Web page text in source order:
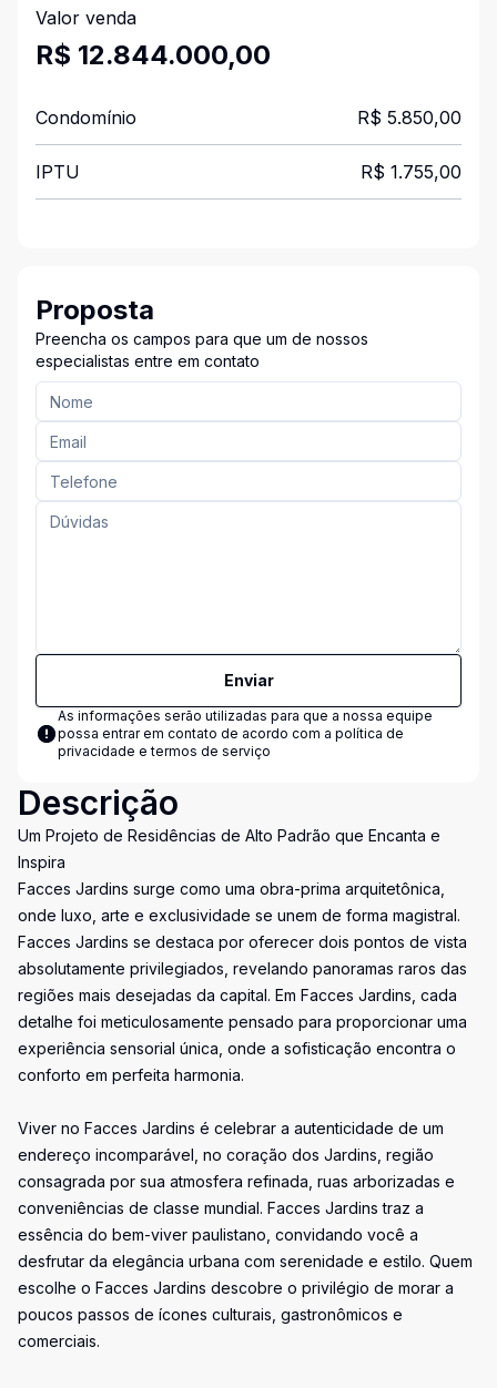
Valor venda
R$ 12.844.000,00
Condomínio R$ 5.850,00
IPTU R$ 1.755,00
Proposta
Preencha os campos para que um de nossos
especialistas entre em contato
Enviar
As informações serão utilizadas para que a nossa equipe
possa entrar em contato de acordo com a política de
privacidade e termos de serviço
Descrição
Um Projeto de Residências de Alto Padrão que Encanta e
Inspira
Facces Jardins surge como uma obra-prima arquitetônica,
onde luxo, arte e exclusividade se unem de forma magistral.
Facces Jardins se destaca por oferecer dois pontos de vista
absolutamente privilegiados, revelando panoramas raros das
regiões mais desejadas da capital. Em Facces Jardins, cada
detalhe foi meticulosamente pensado para proporcionar uma
experiência sensorial única, onde a sofisticação encontra o
conforto em perfeita harmonia.
Viver no Facces Jardins é celebrar a autenticidade de um
endereço incomparável, no coração dos Jardins, região
consagrada por sua atmosfera refinada, ruas arborizadas e
conveniências de classe mundial. Facces Jardins traz a
essência do bem-viver paulistano, convidando você a
desfrutar da elegância urbana com serenidade e estilo. Quem
escolhe o Facces Jardins descobre o privilégio de morar a
poucos passos de ícones culturais, gastronômicos e
comerciais.